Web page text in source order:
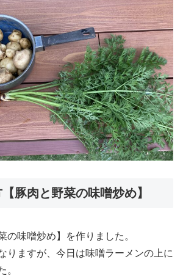
豚肉と野菜の味噌炒め】
の味噌炒め】を作りました。
りますが、今日は味噌ラーメンの上に
。